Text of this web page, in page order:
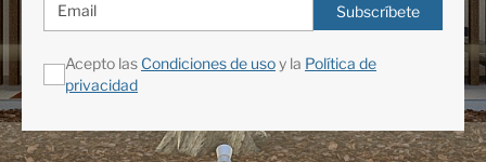
Subscríbete
Acepto las Condiciones de usoy la Política de
privacidad